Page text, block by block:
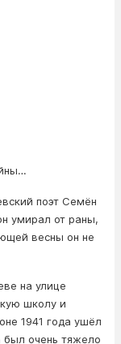
поэт Семён
умирал от раны,
весны он не
на улице
школу и
1941 года ушёл
был очень тяжело